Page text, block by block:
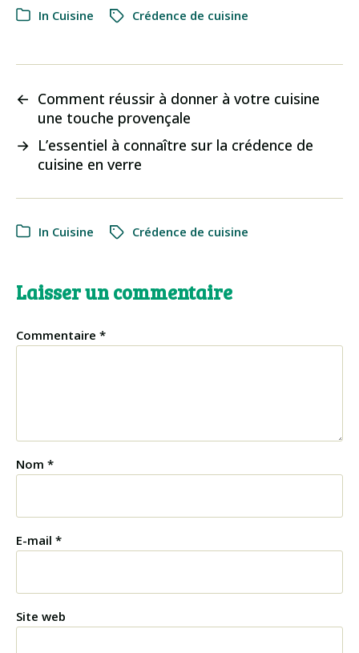
In Cuisine Crédence de cuisine
← Comment réussir à donner à votre cuisine
une touche provençale
→ L’essentiel à connaître sur la crédence de
cuisine en verre
In Cuisine Crédence de cuisine
Laisser un commentaire
Commentaire *
Nom *
E-mail *
Site web